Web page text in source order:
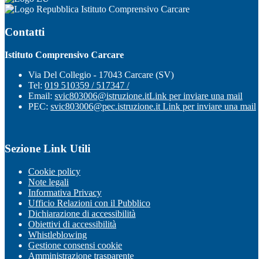
Istituto Comprensivo Carcare
Contatti
Istituto Comprensivo Carcare
Via Del Collegio - 17043 Carcare (SV)
Tel: 019 510359 / 517347 /
Email: svic803006@istruzione.itLink per inviare una mail
PEC: svic803006@pec.istruzione.it Link per inviare una mail
Sezione Link Utili
Cookie policy
Note legali
Informativa Privacy
Ufficio Relazioni con il Pubblico
Dichiarazione di accessibilità
Obiettivi di accessibilità
Whistleblowing
Gestione consensi cookie
Amministrazione trasparente